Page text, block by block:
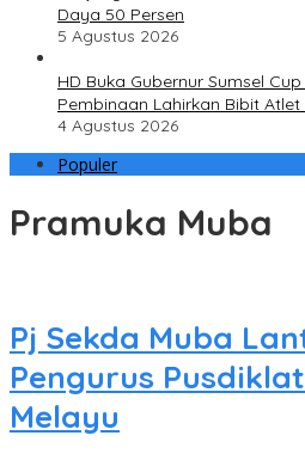
Daya 50 Persen
5 Agustus 2026
HD Buka Gubernur Sumsel
Pembinaan Lahirkan Bibit Atlet
4 Agustus 2026
Populer
Pramuka Muba
Pj Sekda Muba
Pengurus
Melayu